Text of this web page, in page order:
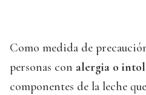
Como medida de
personas con alergia o
componentes de la leche que